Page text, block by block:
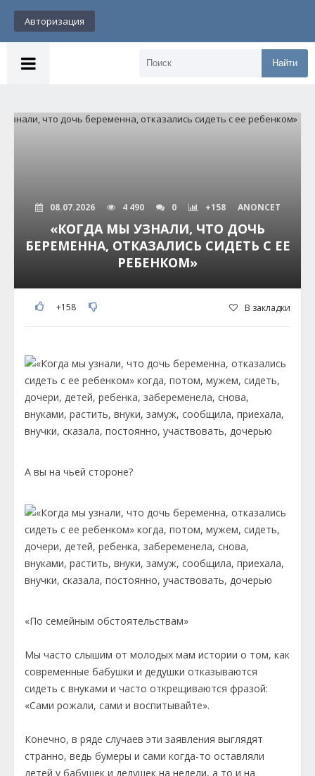
Авторизация
Найти
08.07.2026 4 490 0 +158 ANONCET
«КОГДА МЫ УЗНАЛИ, ЧТО ДОЧЬ
БЕРЕМЕННА, ОТКАЗАЛИСЬ СИДЕТЬ С ЕЕ
РЕБЕНКОМ»
+158 В закладки
А вы на чьей стороне?
«По семейным обстоятельствам»
Мы часто слышим от молодых мам истории о том, как
современные бабушки и дедушки отказываются
сидеть с внуками и часто открещиваются фразой:
«Сами рожали, сами и воспитывайте».
Конечно, в ряде случаев эти заявления выглядят
странно, ведь бумеры и сами когда-то оставляли
детей у бабушек и дедушек на недели, а то и на